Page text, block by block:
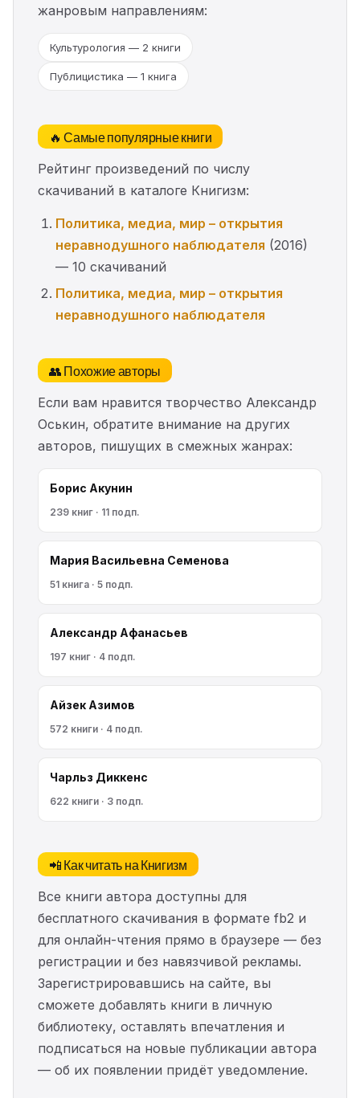
жанровым направлениям:
Культурология — 2 книги
Публицистика — 1 книга
🔥 Самые популярные книги
Рейтинг произведений по числу
скачиваний в каталоге Книгизм:
Политика, медиа, мир – открытия
неравнодушного наблюдателя (2016)
— 10 скачиваний
Политика, медиа, мир – открытия
неравнодушного наблюдателя
👥 Похожие авторы
Если вам нравится творчество Александр
Оськин, обратите внимание на других
авторов, пишущих в смежных жанрах:
Борис Акунин
239 книг · 11 подп.
Мария Васильевна Семенова
51 книга · 5 подп.
Александр Афанасьев
197 книг · 4 подп.
Айзек Азимов
572 книги · 4 подп.
Чарльз Диккенс
622 книги · 3 подп.
📲 Как читать на Книгизм
Все книги автора доступны для
бесплатного скачивания в формате fb2 и
для онлайн-чтения прямо в браузере — без
регистрации и без навязчивой рекламы.
Зарегистрировавшись на сайте, вы
сможете добавлять книги в личную
библиотеку, оставлять впечатления и
подписаться на новые публикации автора
— об их появлении придёт уведомление.